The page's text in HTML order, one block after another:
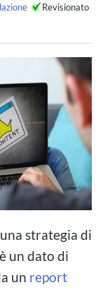
Revisionato
strategia di
un dato di
un report